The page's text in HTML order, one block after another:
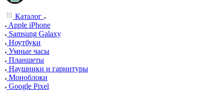
Каталог
Apple iPhone
Samsung Galaxy
Ноутбуки
Умные часы
Планшеты
Наушники и гарнитуры
Моноблоки
Google Pixel